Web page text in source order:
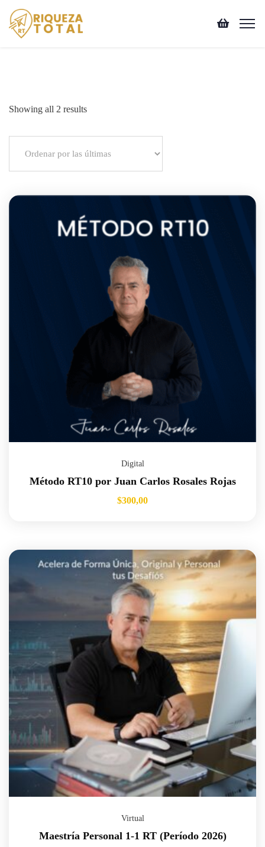
Showing all 2 results
Digital
Método RT10 por Juan Carlos Rosales Rojas
$300,00
Virtual
Maestría Personal 1-1 RT (Período 2026)